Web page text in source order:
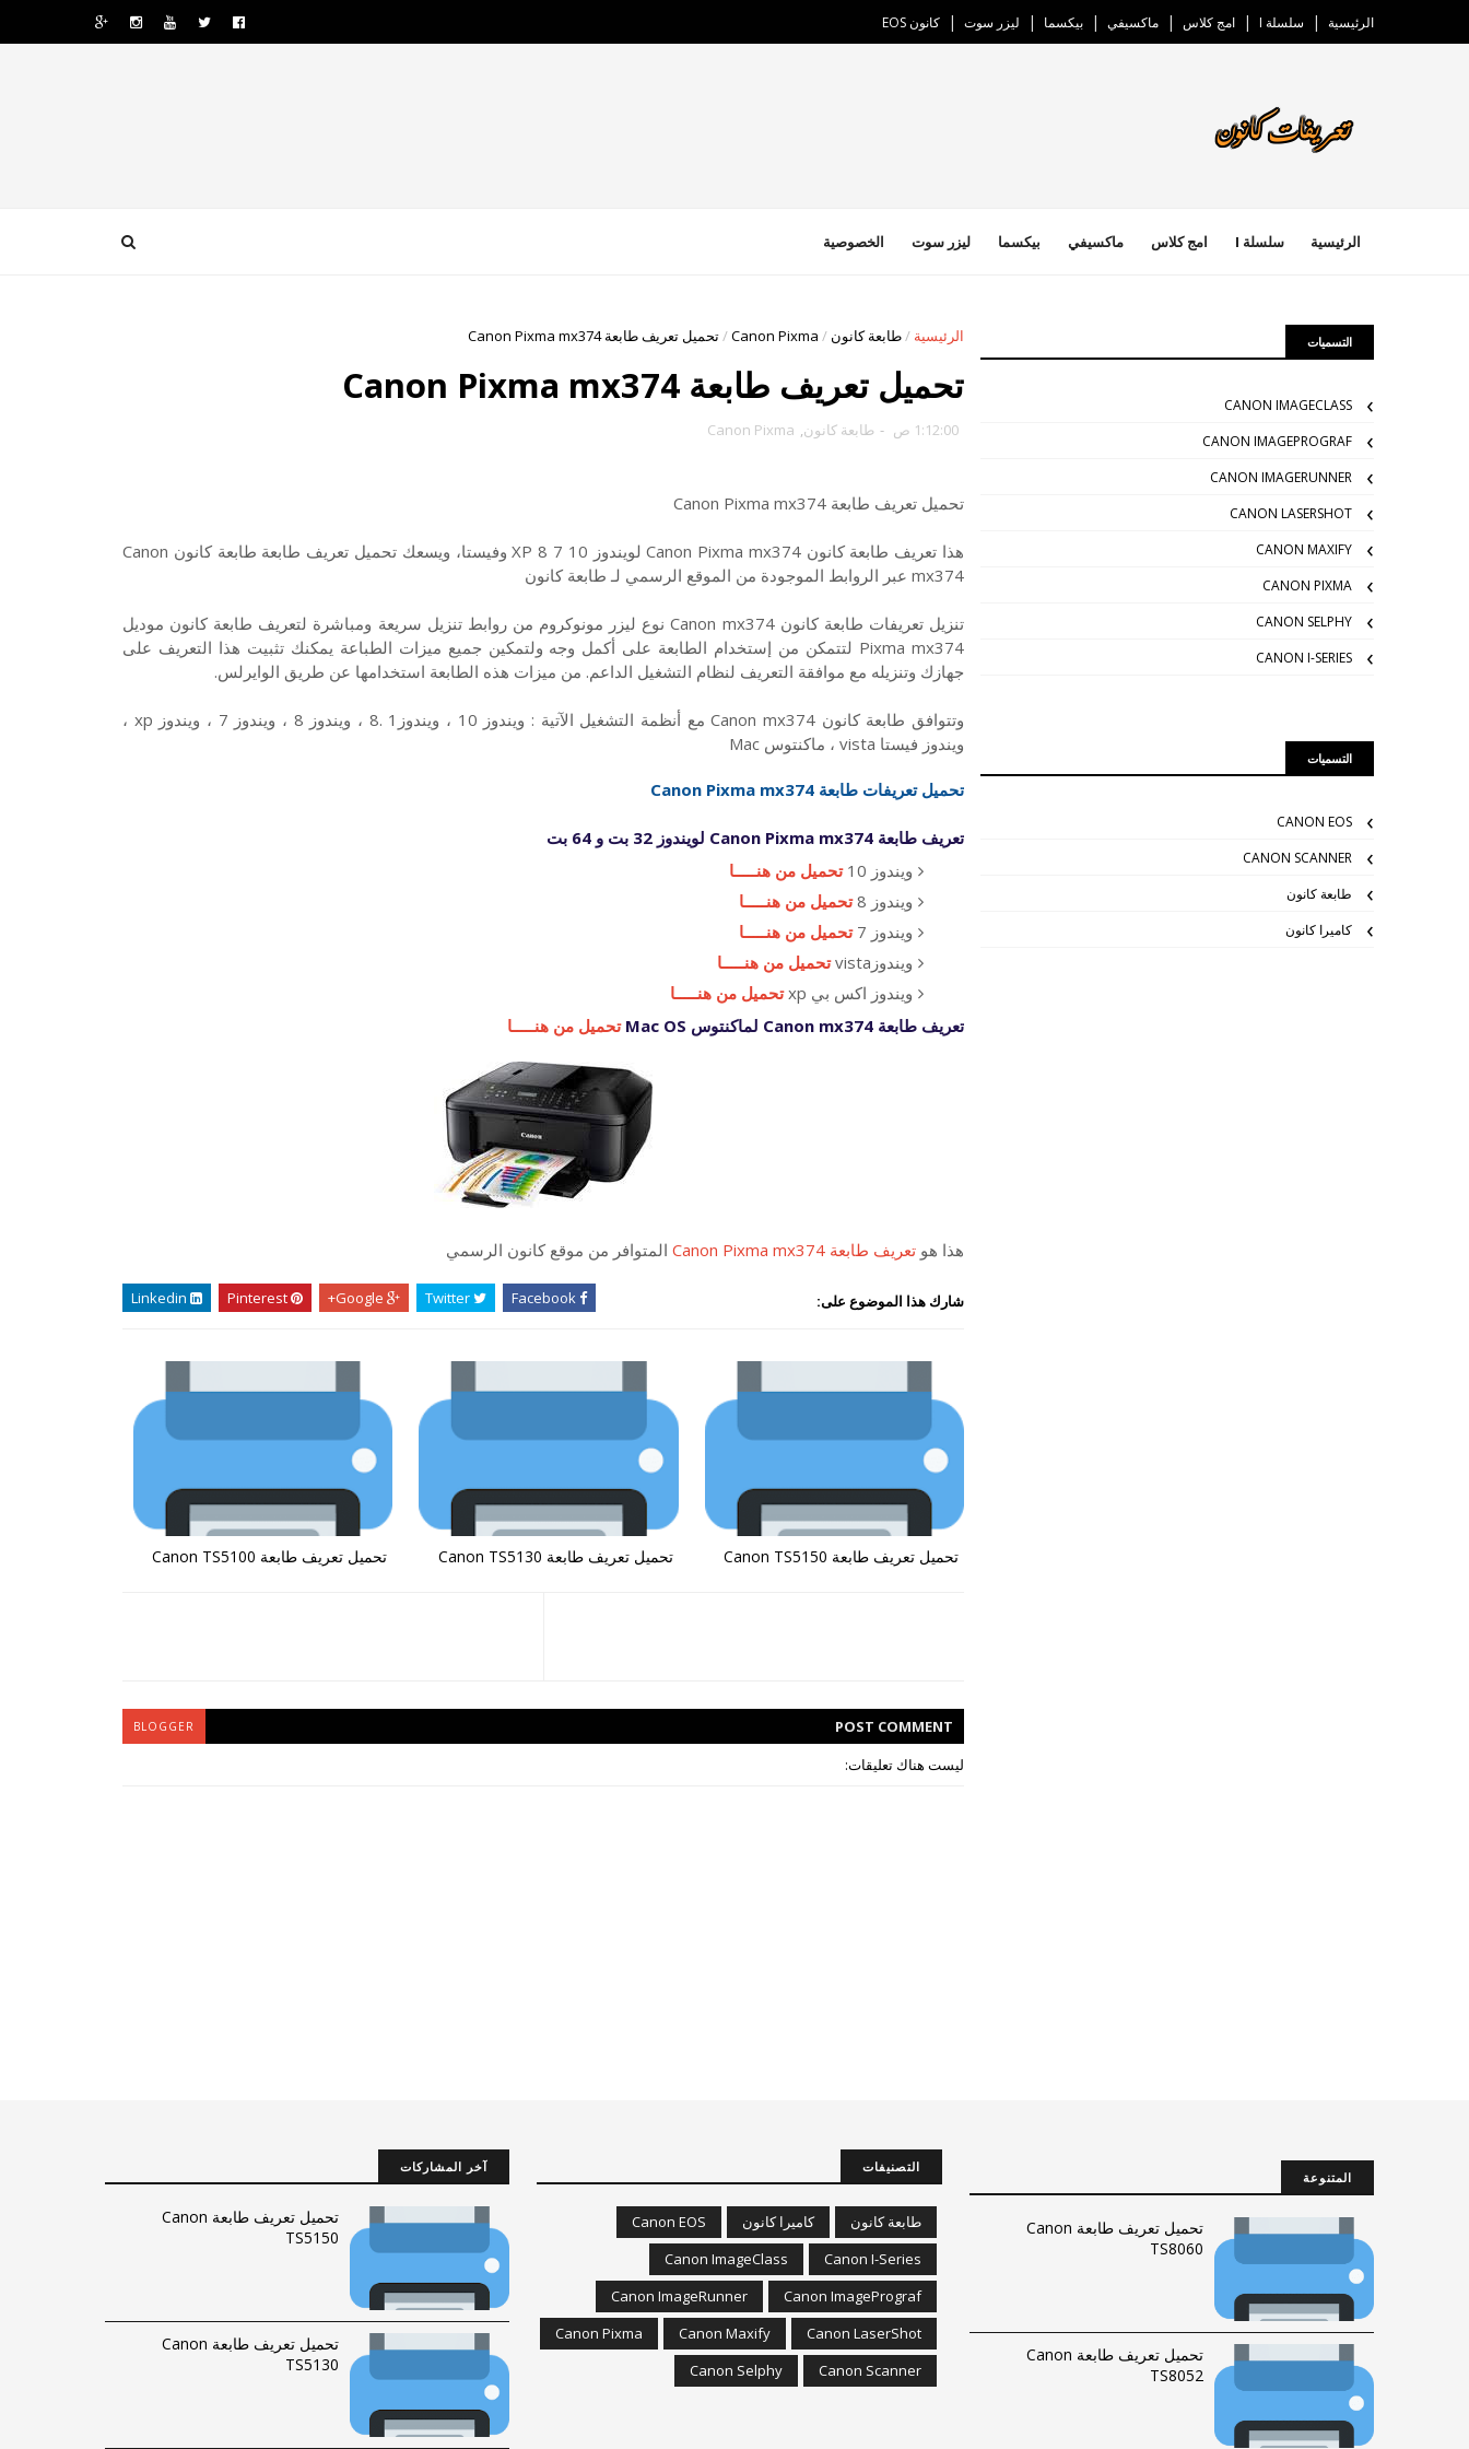
الرئيسية سلسلة I امج كلاس ماكسيفي بيكسما ليزر سوت كانون EOS
الرئيسية سلسلة I امج كلاس ماكسيفي بيكسما ليزر سوت الخصوصية
الرئيسية /طابعة كانون /
Canon Pixma
/تحميل تعريف طابعة Canon Pixma mx374
تحميل تعريف طابعة Canon Pixma mx374
1:12:00 ص - طابعة كانون,
Canon Pixma
تحميل تعريف طابعة Canon Pixma mx374
هذا تعريف طابعة كانون Canon Pixma mx374 لويندوز 10 7 8 XP وفيستا، ويسعك تحميل تعريف طابعة طابعة كانون Canon
mx374 عبر الروابط الموجودة من الموقع الرسمي لـ طابعة كانون
تنزيل تعريفات طابعة كانون Canon mx374 نوع ليزر مونوكروم من روابط تنزيل سريعة ومباشرة لتعريف طابعة كانون موديل
Pixma mx374 لتتمكن من إستخدام الطابعة على أكمل وجه ولتمكين جميع ميزات الطباعة يمكنك تثبيت هذا التعريف على
جهازك وتنزيله مع موافقة التعريف لنظام التشغيل الداعم. من ميزات هذه الطابعة استخدامها عن طريق الوايرلس.
وتتوافق طابعة كانون Canon mx374 مع أنظمة التشغيل الآتية : ويندوز 10 ، ويندوز1 .8 ، ويندوز 8 ، ويندوز 7 ، ويندوز xp ،
ويندوز فيستا vista ، ماكنتوس Mac
تحميل تعريفات طابعة Canon Pixma mx374
تعريف طابعة Canon Pixma mx374 لويندوز 32 بت و 64 بت
ويندوز 10
تحميل من هنـــــا
ويندوز 8
تحميل من هنـــــا
ويندوز 7
تحميل من هنـــــا
ويندوزvista
تحميل من هنـــــا
ويندوز اكس بي xp
تحميل من هنـــــا
تعريف طابعة Canon mx374 لماكنتوس Mac OS
تحميل من هنـــــا
هذا هو تعريف طابعة Canon Pixma mx374 المتوافر من موقع كانون الرسمي
شارك هذا الموضوع على:
تحميل تعريف طابعة Canon TS5150 تحميل تعريف طابعة Canon TS5130 تحميل تعريف طابعة Canon TS5100
POST COMMENT
BLOGGER
ليست هناك تعليقات:
التسميات
CANON IMAGECLASS
CANON IMAGEPROGRAF
CANON IMAGERUNNER
CANON LASERSHOT
CANON MAXIFY
CANON PIXMA
CANON SELPHY
CANON I-SERIES
التسميات
CANON EOS
CANON SCANNER
طابعة كانون
كاميرا كانون
المتنوعة
تحميل تعريف طابعة Canon
TS8060
تحميل تعريف طابعة Canon
TS8052
التصنيفات
طابعة كانون كاميرا كانون
Canon EOS
Canon I-Series
Canon ImageClass
Canon ImagePrograf
Canon ImageRunner
Canon LaserShot
Canon Maxify
Canon Pixma
Canon Scanner
Canon Selphy
آخر المشاركات
تحميل تعريف طابعة Canon
TS5150
تحميل تعريف طابعة Canon
TS5130